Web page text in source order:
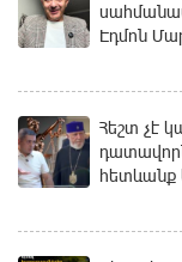
Էդմոն
Հեշտ չէ
հետևանք